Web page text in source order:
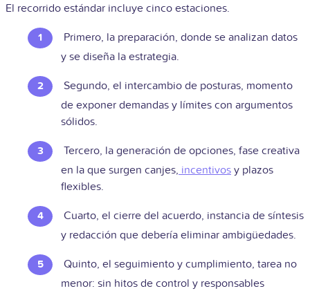
El recorrido estándar incluye cinco estaciones.
Primero, la preparación, donde se analizan datos
y se diseña la estrategia.
Segundo, el intercambio de posturas, momento
de exponer demandas y límites con argumentos
sólidos.
Tercero, la generación de opciones, fase creativa
en la que surgen canjes, incentivos y plazos
flexibles.
Cuarto, el cierre del acuerdo, instancia de síntesis
y redacción que debería eliminar ambigüedades.
Quinto, el seguimiento y cumplimiento, tarea no
menor: sin hitos de control y responsables